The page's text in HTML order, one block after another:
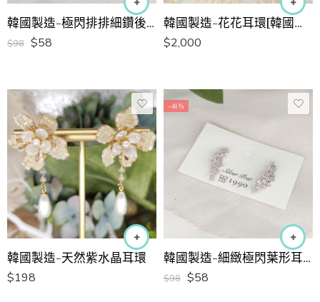
韓國製造-極閃排排細鑽後置設計耳環
$98 $58
韓國製造-花花耳環[韓國手工耳環]
$2,000
韓國製造-天然紫水晶耳環
$198
-41%
韓國製造-細緻極閃葉形耳環
$98 $58